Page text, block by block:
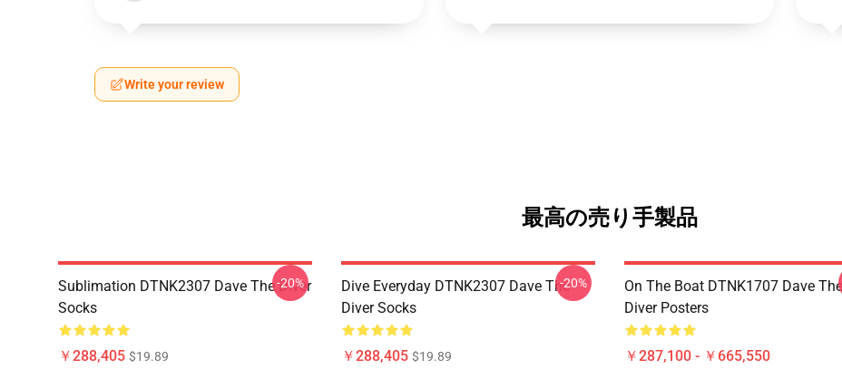
Write your review
最高の売り手製品
Sublimation DTNK2307 Dave The Diver
Socks
￥288,405 $19.89
-20%
Dive Everyday DTNK2307 Dave The
Diver Socks
￥288,405 $19.89
-20%
On The Boat DTNK1707 Dave The
Diver Posters
￥287,100 - ￥665,550